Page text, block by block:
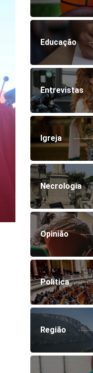
Educação
Entrevistas
Igreja
Necrologia
Opinião
Política
Região